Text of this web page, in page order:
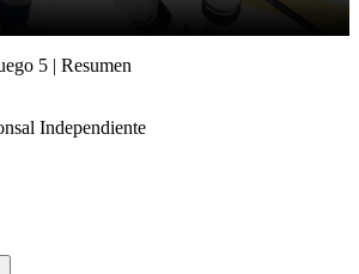
Video
5 | Resumen
Independiente